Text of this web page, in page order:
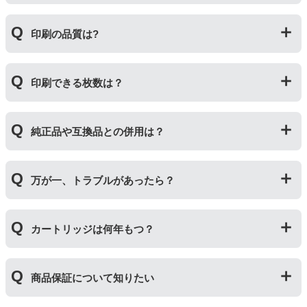
いますが、一部特許回避を目的に形状をあえて変更して
ご安心ください。
インク量が入っており、純正インクと同等量の印刷がで
きます。（インクが純正品より多く入っていても、必ず
ん。）
印刷の品質は?
の順です。
したブログ記事がございますのでよろしければご覧くだ
純正インク・互換インク・詰め替えインクの違い【まと
め】
印刷できる枚数は？
インク量が入っており、純正インクと同等量の印刷がで
きます。（インクが純正品より多く入っていても、必ず
ん。）印刷枚数についてはご使用環境により大きく左右
純正品や互換品との併用は？
併用してご使用いただけます。（例：よく使うブラック
は互換インク、他の色は純正インクを使う等）ただし、
用おいては、当店でテストしておりません。万が一動作
ください。
万が一、トラブルがあったら？
ご相談ください。また互換インクカートリッジには「
ふ
たつの保証」を設けております。商品はご購入から１年
ら１年以内であれば保証の適用が可能です。
カートリッジは何年もつ？
ら１年間とさせていただいておりますので、可能な限り
保証期間内に使い切っていただくようお願いいたしま
商品保証について知りたい